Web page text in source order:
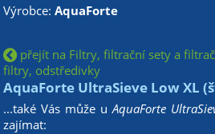
Výrobce:AquaForte
přejít na Filtry, filtrační sety a
filtry, odstředivky
AquaForte UltraSieve Low XL
...také Vás může uAquaForte
zajímat: